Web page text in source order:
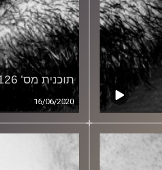
תוכנית מס' 126
16/06/2020